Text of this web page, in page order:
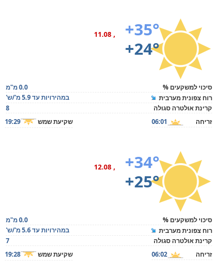
+35°
+24°
, 11.08
סיכוי למשקעים %
0.0 מ"מ
רוח צפונית מערבית
במהירויות עד 5.9 מ'/ש'
קרינת אולטרה סגולה
8
זריחה
06:01 שקיעת שמש 19:29
+34°
+25°
, 12.08
סיכוי למשקעים %
0.0 מ"מ
רוח צפונית מערבית
במהירויות עד 5.6 מ'/ש'
קרינת אולטרה סגולה
7
זריחה
06:02 שקיעת שמש 19:28